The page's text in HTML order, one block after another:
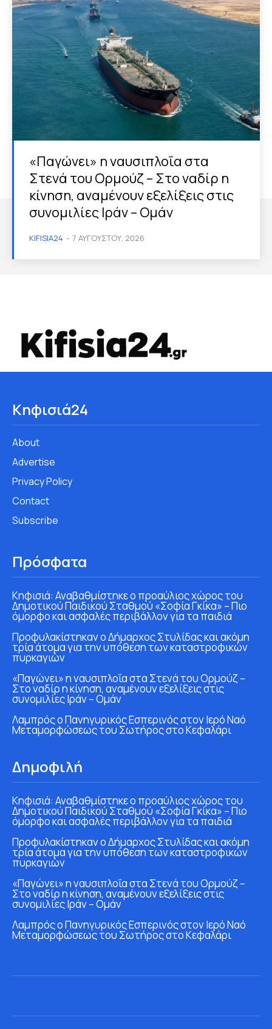
«Παγώνει» η ναυσιπλοΐα στα
Στενά του Ορμούζ – Στο ναδίρ η
κίνηση, αναμένουν εξελίξεις στις
συνομιλίες Ιράν – Ομάν
KIFISIA24 - 7 ΑΥΓΟΎΣΤΟΥ, 2026
Κηφισιά24
About
Advertise
Privacy Policy
Contact
Subscribe
Πρόσφατα
Κηφισιά: Αναβαθμίστηκε ο προαύλιος χώρος του
Δημοτικού Παιδικού Σταθμού «Σοφία Γκίκα» – Πιο
όμορφο και ασφαλές περιβάλλον για τα παιδιά
Προφυλακίστηκαν ο Δήμαρχος Στυλίδας και ακόμη
τρία άτομα για την υπόθεση των καταστροφικών
πυρκαγιών
«Παγώνει» η ναυσιπλοΐα στα Στενά του Ορμούζ –
Στο ναδίρ η κίνηση, αναμένουν εξελίξεις στις
συνομιλίες Ιράν – Ομάν
Λαμπρός ο Πανηγυρικός Εσπερινός στον Ιερό Ναό
Μεταμορφώσεως του Σωτήρος στο Κεφαλάρι
Δημοφιλή
Κηφισιά: Αναβαθμίστηκε ο προαύλιος χώρος του
Δημοτικού Παιδικού Σταθμού «Σοφία Γκίκα» – Πιο
όμορφο και ασφαλές περιβάλλον για τα παιδιά
Προφυλακίστηκαν ο Δήμαρχος Στυλίδας και ακόμη
τρία άτομα για την υπόθεση των καταστροφικών
πυρκαγιών
«Παγώνει» η ναυσιπλοΐα στα Στενά του Ορμούζ –
Στο ναδίρ η κίνηση, αναμένουν εξελίξεις στις
συνομιλίες Ιράν – Ομάν
Λαμπρός ο Πανηγυρικός Εσπερινός στον Ιερό Ναό
Μεταμορφώσεως του Σωτήρος στο Κεφαλάρι